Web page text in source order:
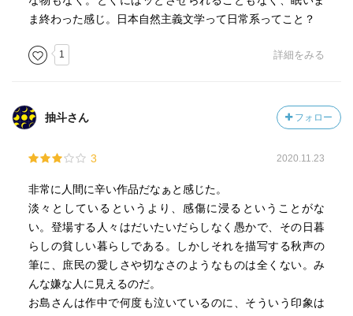
ま終わった感じ。日本自然主義文学って日常系ってこと？
1 詳細をみる
抽斗さん フォロー
3 2020.11.23
非常に人間に辛い作品だなぁと感じた。
淡々としているというより、感傷に浸るということがな
い。登場する人々はだいたいだらしなく愚かで、その日暮
らしの貧しい暮らしである。しかしそれを描写する秋声の
筆に、庶民の愛しさや切なさのようなものは全くない。み
んな嫌な人に見えるのだ。
お島さんは作中で何度も泣いているのに、そういう印象は